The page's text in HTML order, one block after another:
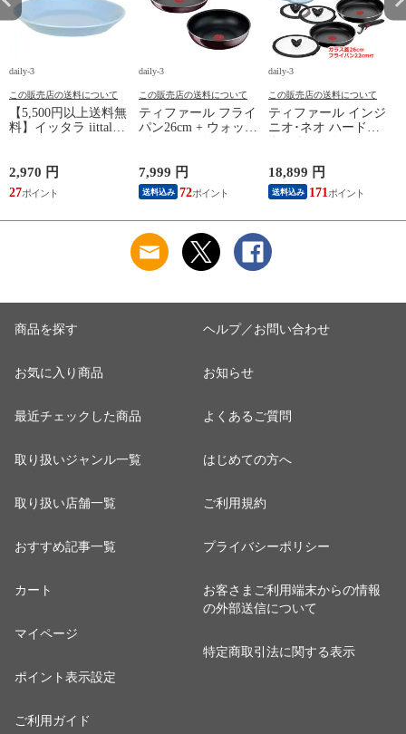
daily-3
この販売店の送料について
【5,500円以上送料無
料】イッタラ iittala
イスブルー プレート
北欧 食器 ita12-c043
2,970 円
27
daily-3
この販売店の送料について
ティファール フライ
パン26cm + ウォック
ジボルドー･インテン
ス 単品 オリジナル2
点セット ガス ガス
fal 【北海道・沖縄は
990円加算】 tfa0098-
13c2630
7,999 円
送料込み 72
daily-3
この販売店の送料について
ティファール インジ
ニオ･ネオ ハードチ
点 L43891 + フライ
パン22cm + バタフラ
イガラスぶた 26cm付
用 直火 T-fal 【北海
道・沖縄は990円加
18,899 円
送料込み 171
商品を探す
お気に入り商品
最近チェックした商品
取り扱いジャンル一覧
取り扱い店舗一覧
おすすめ記事一覧
カート
マイページ
ポイント表示設定
ご利用ガイド
ヘルプ／お問い合わせ
お知らせ
よくあるご質問
はじめての方へ
ご利用規約
プライバシーポリシー
お客さまご利用端末からの情報
の外部送信について
特定商取引法に関する表示